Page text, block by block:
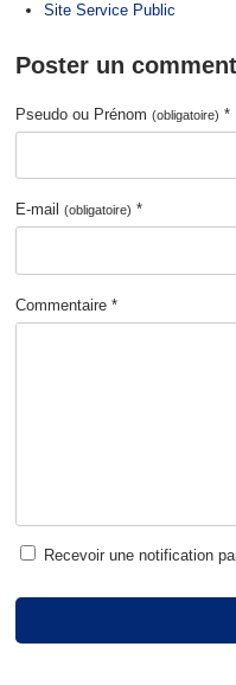
Site Service Public
Poster un
Pseudo ou Prénom(obligatoire) *
E-mail(obligatoire) *
Commentaire *
Recevoir une notification